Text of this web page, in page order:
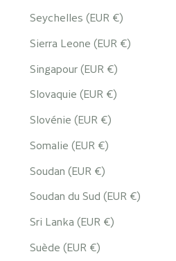
Seychelles (EUR €)
Sierra Leone (EUR €)
Singapour (EUR €)
Slovaquie (EUR €)
Slovénie (EUR €)
Somalie (EUR €)
Soudan (EUR €)
Soudan du Sud (EUR €)
Sri Lanka (EUR €)
Suède (EUR €)